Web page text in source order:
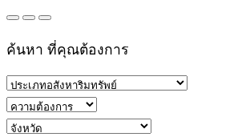
ค้นหา ที่คุณต้องการ